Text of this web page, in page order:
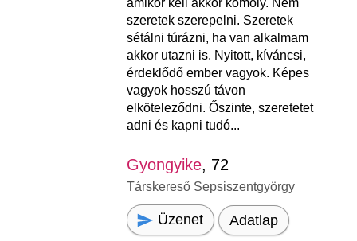
amikor kell akkor komoly. Nem
szeretek szerepelni. Szeretek
sétálni túrázni, ha van alkalmam
akkor utazni is. Nyitott, kíváncsi,
érdeklődő ember vagyok. Képes
vagyok hosszú távon
elköteleződni. Őszinte, szeretetet
adni és kapni tudó...
Gyongyike, 72
Társkereső Sepsiszentgyörgy
Üzenet Adatlap